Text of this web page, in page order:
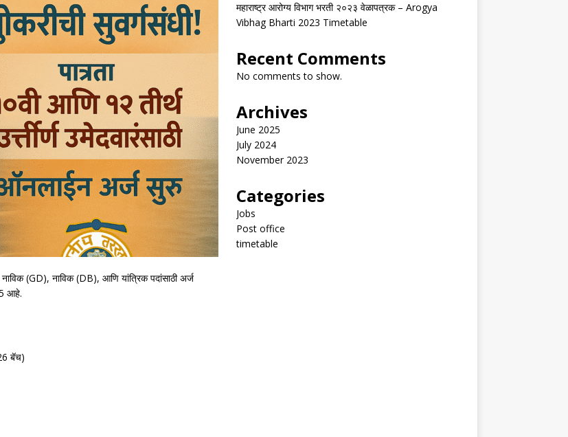
नाविक (GD), नाविक (DB), आणि यांत्रिक पदांसाठी अर्ज
आहे.
बॅच)
महाराष्ट्र आरोग्य विभाग भरती २०२३ वेळापत्रक – Arogya
Vibhag Bharti 2023 Timetable
Recent Comments
No comments to show.
Archives
June 2025
July 2024
November 2023
Categories
Jobs
Post office
timetable